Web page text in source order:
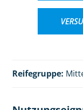
Reifegruppe: